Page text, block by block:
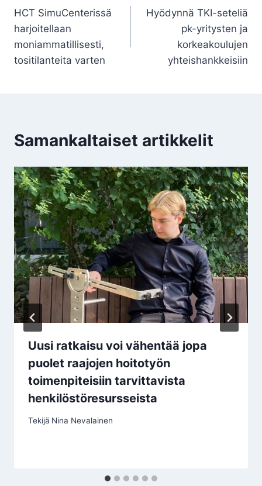
selaus
HCT SimuCenterissä
harjoitellaan
moniammatillisesti,
tositilanteita varten
Hyödynnä TKI-seteliä
pk-yritysten ja
korkeakoulujen
yhteishankkeisiin
Samankaltaiset artikkelit
Uusi ratkaisu voi vähentää jopa
puolet raajojen hoitotyön
toimenpiteisiin tarvittavista
henkilöstöresursseista
Tekijä Nina Nevalainen